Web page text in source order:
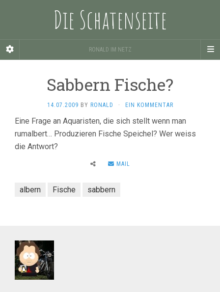
Die Schatenseite
RONALD IM NETZ
Sabbern Fische?
14.07.2009 BY RONALD · EIN KOMMENTAR
Eine Frage an Aquaristen, die sich stellt wenn man
rumalbert… Produzieren Fische Speichel? Wer weiss
die Antwort?
MAIL
albern Fische sabbern